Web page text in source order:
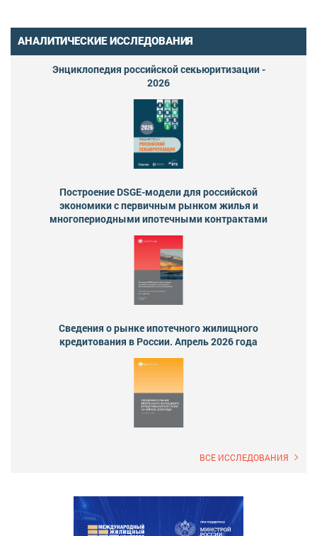
АНАЛИТИЧЕСКИЕ ИССЛЕДОВАНИЯ
Энциклопедия российской секьюритизации -
2026
Построение DSGE-модели для российской
экономики с первичным рынком жилья и
многопериодными ипотечными контрактами
Сведения о рынке ипотечного жилищного
кредитования в России. Апрель 2026 года
ВСЕ ИССЛЕДОВАНИЯ